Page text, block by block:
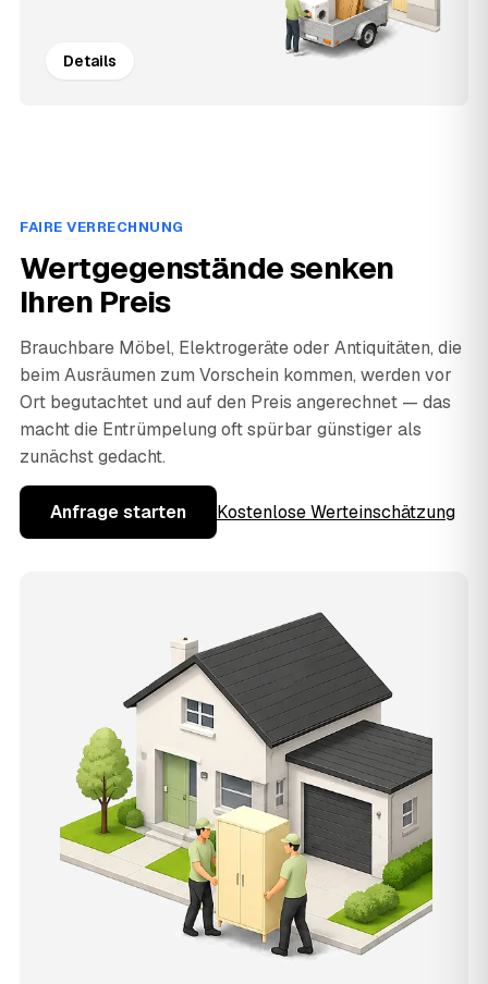
Details
FAIRE VERRECHNUNG
Wertgegenstände senken
Ihren Preis
Brauchbare Möbel, Elektrogeräte oder Antiquitäten, die
beim Ausräumen zum Vorschein kommen, werden vor
Ort begutachtet und auf den Preis angerechnet — das
macht die Entrümpelung oft spürbar günstiger als
zunächst gedacht.
Anfrage starten Kostenlose Werteinschätzung